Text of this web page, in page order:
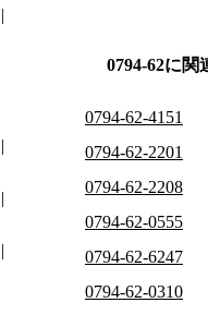
0794-62に関
0794-62-4151
0794-62-2201
0794-62-2208
0794-62-0555
0794-62-6247
0794-62-0310